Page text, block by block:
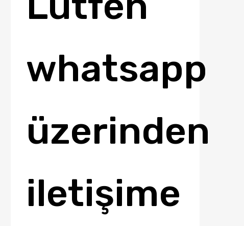
whatsapp
üzerinden
iletişime